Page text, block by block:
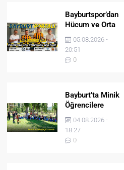
Bayburtspor’dan
Hücum ve Orta
Sahaya İki Önemli
Takviye
05.08.2026 -
20:51
0
Bayburt’ta Minik
Öğrencilere
Jandarma Mesleği
Tanıtıldı
04.08.2026 -
18:27
0